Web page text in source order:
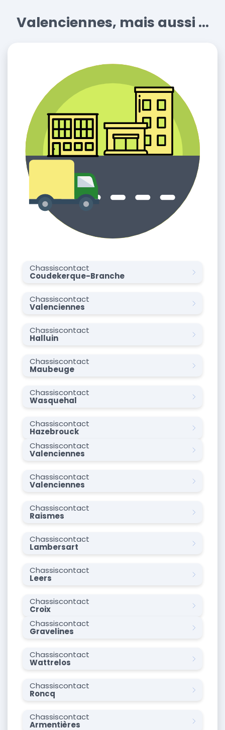
Valenciennes, mais aussi ...
Chassiscontact
Coudekerque-Branche
Chassiscontact
Valenciennes
Chassiscontact
Halluin
Chassiscontact
Maubeuge
Chassiscontact
Wasquehal
Chassiscontact
Hazebrouck
Chassiscontact
Valenciennes
Chassiscontact
Valenciennes
Chassiscontact
Raismes
Chassiscontact
Lambersart
Chassiscontact
Leers
Chassiscontact
Croix
Chassiscontact
Gravelines
Chassiscontact
Wattrelos
Chassiscontact
Roncq
Chassiscontact
Armentières